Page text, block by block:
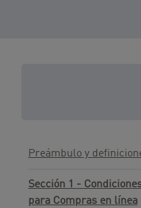
Preámbulo y
Sección 1 -
para Compras en línea